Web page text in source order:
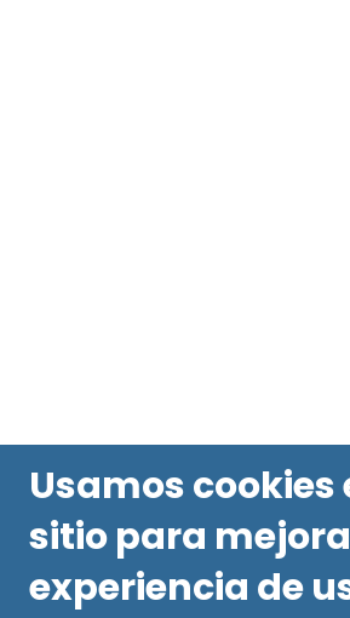
Usamos cookies
sitio para
experiencia de